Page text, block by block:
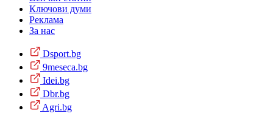
Ключови думи
Реклама
За нас
Dsport.bg
9meseca.bg
Idei.bg
Dbr.bg
Agri.bg